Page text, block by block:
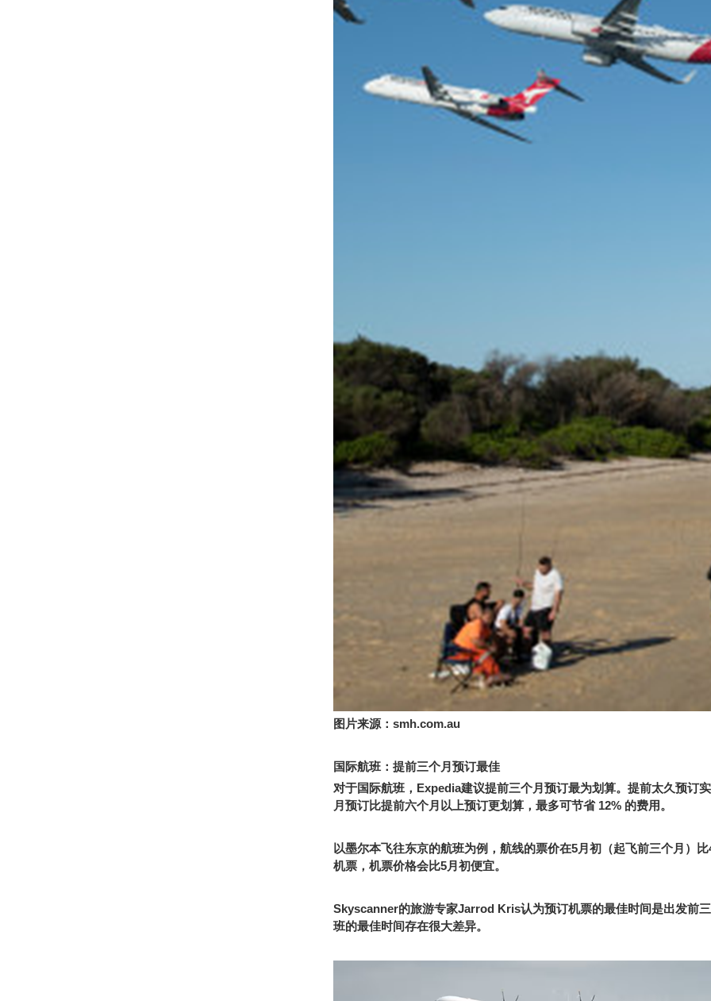
图片来源： smh.com.au
国际航班：提前三个月预订最佳
对于国际航班， Expedia建议提前三个月预订最为划算。提前太久预订
月预订比提前六个月以上预订更划算，最多可节省12% 的费用。
以墨尔本飞往东京的航班为例，航线的票价在5月初（起飞前三个月）比
机票，机票价格会比5月初便宜。
Skyscanner的旅游专家Jarrod Kris认为预订机票的最佳时间是出发前
班的最佳时间存在很大差异。